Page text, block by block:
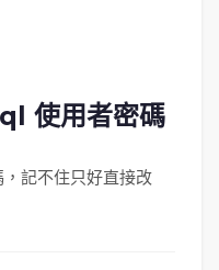
使用者密碼
記不住只好直接改